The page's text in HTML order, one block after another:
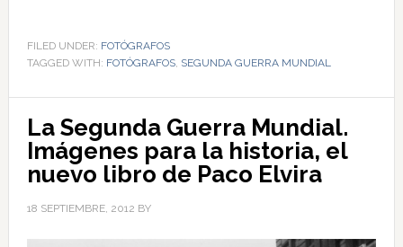
FILED UNDER: FOTÓGRAFOS
TAGGED WITH: FOTÓGRAFOS, SEGUNDA GUERRA MUNDIAL
La Segunda Guerra Mundial.
Imágenes para la historia, el
nuevo libro de Paco Elvira
18 SEPTIEMBRE, 2012 BY